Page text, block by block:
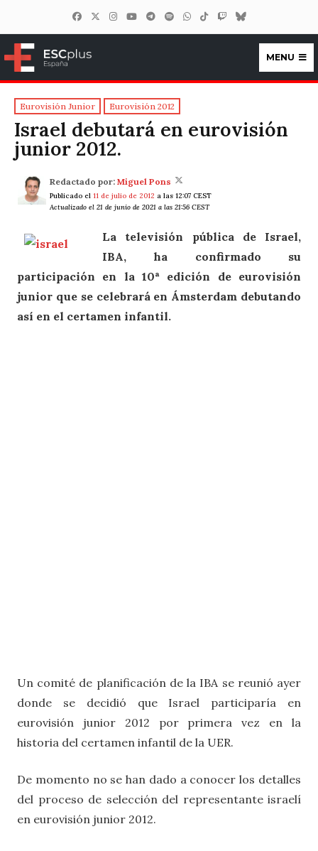
ESCplus España
MENU
Eurovisión Junior Eurovisión 2012
Israel debutará en eurovisión
junior 2012.
Redactado por: Miguel Pons
Publicado el 11 de julio de 2012 a las 12:07 CEST
Actualizado el 21 de junio de 2021 a las 21:56 CEST
La televisión pública de Israel,
IBA, ha confirmado su
participación en la 10ª edición de eurovisión
junior que se celebrará en Ámsterdam debutando
así en el certamen infantil.
Un comité de planificación de la IBA se reunió ayer
donde se decidió que Israel participaría en
eurovisión junior 2012 por primera vez en la
historia del certamen infantil de la UER.
De momento no se han dado a conocer los detalles
del proceso de selección del representante israelí
en eurovisión junior 2012.